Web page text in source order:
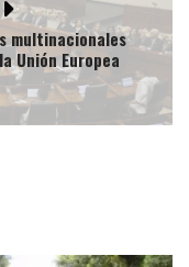
multinacionales
Unión Europea